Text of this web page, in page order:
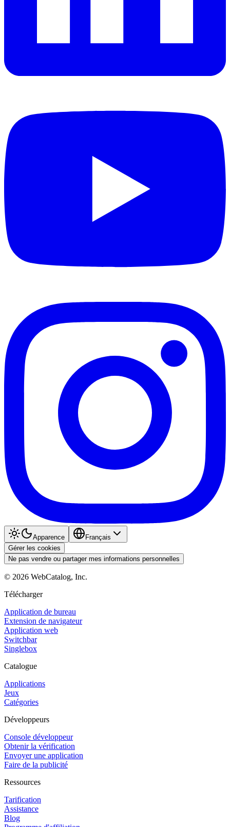
Apparence
Français
Gérer les cookies
Ne pas vendre ou partager mes informations personnelles
© 2026 WebCatalog, Inc.
Télécharger
Application de bureau
Extension de navigateur
Application web
Switchbar
Singlebox
Catalogue
Applications
Jeux
Catégories
Développeurs
Console développeur
Obtenir la vérification
Envoyer une application
Faire de la publicité
Ressources
Tarification
Assistance
Blog